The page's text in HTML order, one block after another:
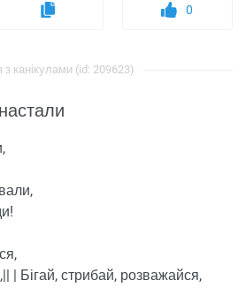
0
з канікулами (id: 209623)
| Бігай, стрибай, розважайся,